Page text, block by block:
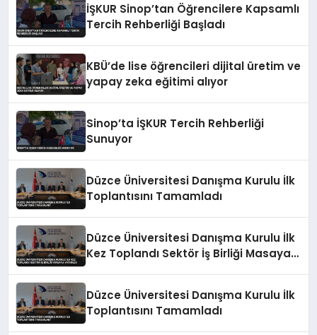
İŞKUR Sinop’tan Öğrencilere Kapsamlı
Tercih Rehberliği Başladı
KBÜ’de lise öğrencileri dijital üretim ve
yapay zeka eğitimi alıyor
Sinop’ta İŞKUR Tercih Rehberliği
Sunuyor
Düzce Üniversitesi Danışma Kurulu İlk
Toplantısını Tamamladı
Düzce Üniversitesi Danışma Kurulu İlk
Kez Toplandı Sektör İş Birliği Masaya
Düzce Üniversitesi Danışma Kurulu İlk
Toplantısını Tamamladı